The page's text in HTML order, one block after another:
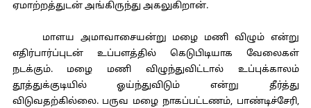
ஏமாற்றத்துடன் அங்கிருந்து அகலுகிறான்.
மாளய அமாவாசையன்று மழை மணி விழும் என்று
எதிர்பார்ப்புடன் உப்பளத்தில் கெடுபிடியாக வேலைகள்
நடக்கும். மழை மணி விழுந்துவிட்டால் உப்புக்காலம்
தூத்துக்குடியில் ஓய்ந்துவிடும் என்று தீர்த்து
விடுவதற்கில்லை. பருவ மழை நாகப்பட்டணம், பாண்டிச்சேரி,